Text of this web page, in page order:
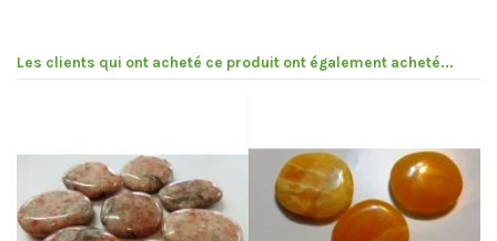
Les clients qui ont acheté ce produit ont également acheté...